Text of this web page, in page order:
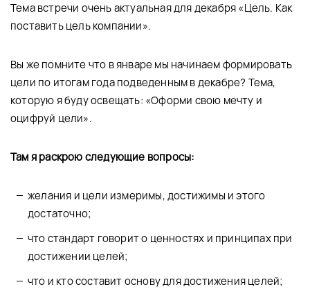
Тема встречи очень актуальная для декабря «Цель. Как
поставить цель компании».
Вы же помните что в январе мы начинаем формировать
цели по итогам года подведенным в декабре? Тема,
которую я буду освещать: «Оформи свою мечту и
оцифруй цели».
Там я раскрою следующие вопросы:
желания и цели измеримы, достижимы и этого
достаточно;
что стандарт говорит о ценностях и принципах при
достижении целей;
что и кто составит основу для достижения целей;